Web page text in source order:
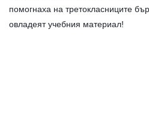
помогнаха на третокласниците
овладеят учебния материал!